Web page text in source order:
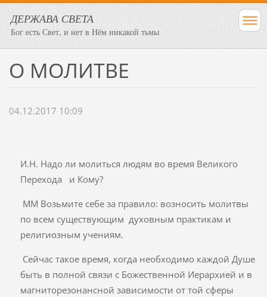
ДЕРЖАВА СВЕТА
Бог есть Свет, и нет в Нём никакой тьмы
О МОЛИТВЕ
04.12.2017 10:09
И.Н. Надо ли молиться людям во время Великого
Перехода и Кому?
ММ Возьмите себе за правило: возносить молитвы
по всем существующим духовным практикам и
религиозным учениям.
Сейчас такое время, когда необходимо каждой Душе
быть в полной связи с Божественной Иерархией и в
магниторезонансной зависимости от той сферы